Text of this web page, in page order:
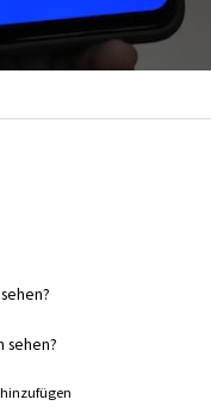
sehen?